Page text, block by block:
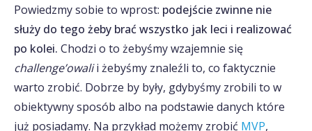
Powiedzmy sobie to wprost: podejście zwinne nie
służy do tego żeby brać wszystko jak leci i realizować
po kolei. Chodzi o to żebyśmy wzajemnie się
challenge’owalii żebyśmy znaleźli to, co faktycznie
warto zrobić. Dobrze by były, gdybyśmy zrobili to w
obiektywny sposób albo na podstawie danych które
już posiadamy. Na przykład możemy zrobić MVP,